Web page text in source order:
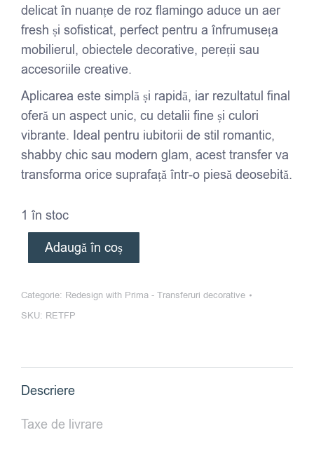
delicat în nuanțe de roz flamingo aduce un aer
fresh și sofisticat, perfect pentru a înfrumuseța
mobilierul, obiectele decorative, pereții sau
accesoriile creative.
Aplicarea este simplă și rapidă, iar rezultatul final
oferă un aspect unic, cu detalii fine și culori
vibrante. Ideal pentru iubitorii de stil romantic,
shabby chic sau modern glam, acest transfer va
transforma orice suprafață într-o piesă deosebită.
1 în stoc
Adaugă în coș
Categorie: Redesign with Prima - Transferuri decorative
SKU: RETFP
Descriere
Taxe de livrare